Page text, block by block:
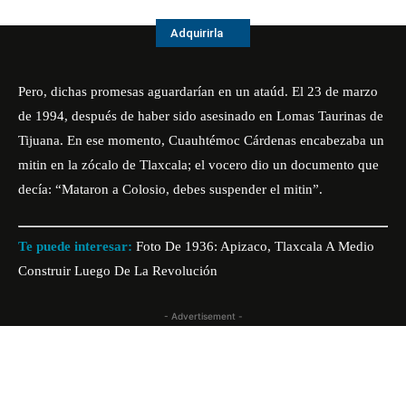
Adquirirla
Pero, dichas promesas aguardarían en un ataúd. El 23 de marzo
de 1994, después de haber sido asesinado en Lomas Taurinas de
Tijuana. En ese momento, Cuauhtémoc Cárdenas encabezaba un
mitin en la zócalo de Tlaxcala; el vocero dio un documento que
decía: “Mataron a Colosio, debes suspender el mitin”.
Te puede interesar: Foto De 1936: Apizaco, Tlaxcala A Medio
Construir Luego De La Revolución
- Advertisement -